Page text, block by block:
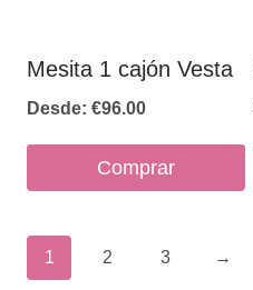
Mesita 1 cajón Vesta
Desde: €96.00
Comprar
producto
tiene
1 2 3 →